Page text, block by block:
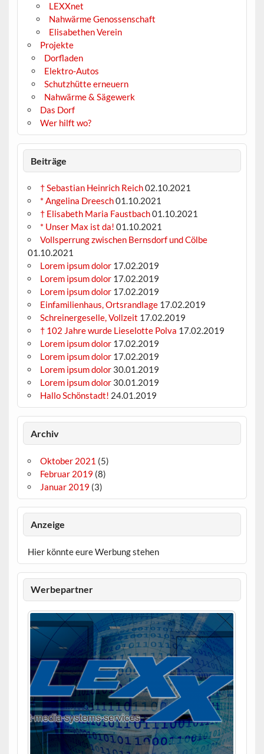
LEXXnet
Nahwärme Genossenschaft
Elisabethen Verein
Projekte
Dorfladen
Elektro-Autos
Schutzhütte erneuern
Nahwärme & Sägewerk
Das Dorf
Wer hilft wo?
Beiträge
† Sebastian Heinrich Reich02.10.2021
* Angelina Dreesch01.10.2021
† Elisabeth Maria Faustbach01.10.2021
* Unser Max ist da! 01.10.2021
Vollsperrung zwischen Bernsdorf und Cölbe
01.10.2021
Lorem ipsum dolor 17.02.2019
Lorem ipsum dolor 17.02.2019
Lorem ipsum dolor 17.02.2019
Einfamilienhaus, Ortsrandlage 17.02.2019
Schreinergeselle, Vollzeit 17.02.2019
† 102 Jahre wurde Lieselotte Polva 17.02.2019
Lorem ipsum dolor 17.02.2019
Lorem ipsum dolor 17.02.2019
Lorem ipsum dolor 30.01.2019
Lorem ipsum dolor 30.01.2019
Hallo Schönstadt! 24.01.2019
Archiv
Oktober 2021 (5)
Februar 2019 (8)
Januar 2019 (3)
Anzeige
Hier könnte eure Werbung stehen
Werbepartner